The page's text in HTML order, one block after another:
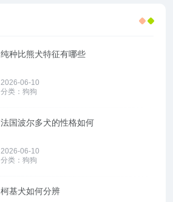
纯种比熊犬特征有哪些
2026-06-10
分类： 狗狗
法国波尔多犬的性格如何
2026-06-10
分类： 狗狗
柯基犬如何分辨